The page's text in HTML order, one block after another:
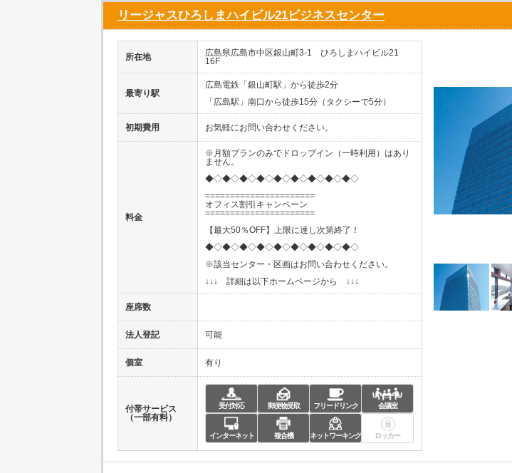
リージャスひろしまハイビル21ビジネスセンター
所在地
広島県広島市中区銀山町3-1 ひろしまハイビル21
16F
最寄り駅
広島電鉄「銀山町駅」から徒歩2分
「広島駅」南口から徒歩15分（タクシーで5分）
初期費用 お気軽にお問い合わせください。
料金
※月額プランのみでドロップイン（一時利用）はあり
ません。
◆◇◆◇◆◇◆◇◆◇◆◇◆◇◆◇◆◇
======================
オフィス割引キャンペーン
======================
【最大50％OFF】上限に達し次第終了！
◆◇◆◇◆◇◆◇◆◇◆◇◆◇◆◇◆◇
※該当センター・区画はお問い合わせください。
↓↓↓ 詳細は以下ホームページから ↓↓↓
座席数
法人登記 可能
個室 有り
付帯サービス
（一部有料）
受付対応 郵便物受取 フリードリンク 会議室
インターネット 複合機 ネットワーキング ロッカー